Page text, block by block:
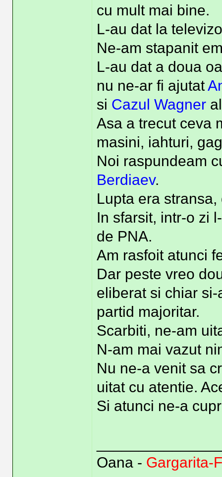
cu mult mai bine.
L-au dat la
Ne-am stapanit
L-au dat a doua
nu ne-ar fi ajutat
si Cazul Wagner
Asa a trecut ceva
masini, iahturi,
Noi raspundeam
Berdiaev.
Lupta era
In sfarsit, intr-o zi
de PNA.
Am rasfoit atunci
Dar peste vreo
eliberat si chiar
partid majoritar.
Scarbiti, ne-am
N-am mai vazut
Nu ne-a venit sa
uitat cu atentie.
Si atunci ne-a
Oana - Gargarita-